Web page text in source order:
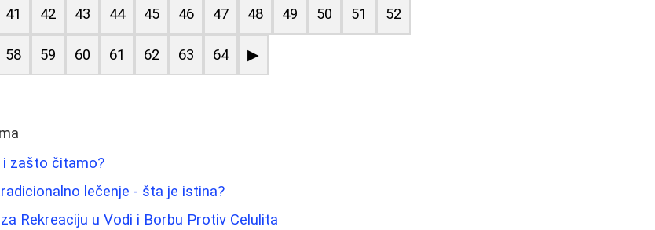
41 42 43 44 45 46 47 48 49 50 51 52
58 59 60 61 62 63 64 ▶
i zašto čitamo?
lečenje - šta je istina?
Rekreaciju u Vodi i Borbu Protiv Celulita